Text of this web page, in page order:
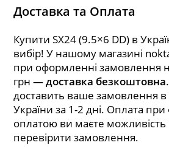
Доставка та Оплата
Купити SX24 (9.5×6 DD) в
вибір! У нашому магазині
при оформленні замовлення
грн —доставка безкоштовна
доставить ваше замовлення в
України за 1-2 дні. Оплата
оплатою ви маєте можливість
перевірити замовлення.